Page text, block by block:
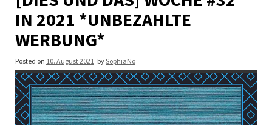
IN 2021 *UNBEZAHLTE
WERBUNG*
Posted on 10. August 2021 bySophiaNo